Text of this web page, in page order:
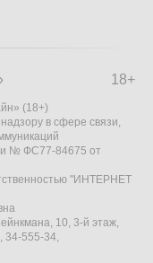
18+
(18+)
в сфере связи,
№ ФС77-84675 от
"ИНТЕРНЕТ
10, 3-й этаж,
34-555-34,